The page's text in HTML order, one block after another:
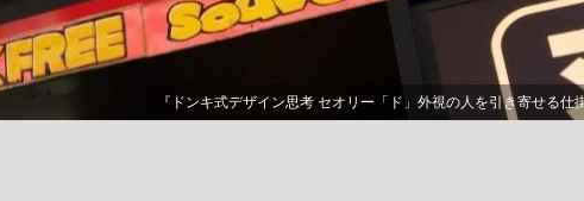
散」WBC日本代表“敗戦”の真実 選手が明かす...